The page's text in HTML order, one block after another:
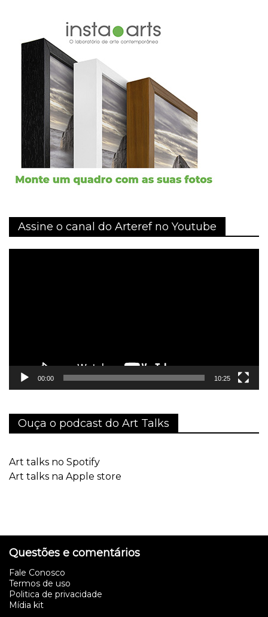
Assine o canal do Arteref no Youtube
00:00 10:25
Ouça o podcast do Art Talks
Art talks no Spotify
Art talks na Apple store
Questões e comentários
Fale Conosco
Termos de uso
Politica de privacidade
Mídia kit